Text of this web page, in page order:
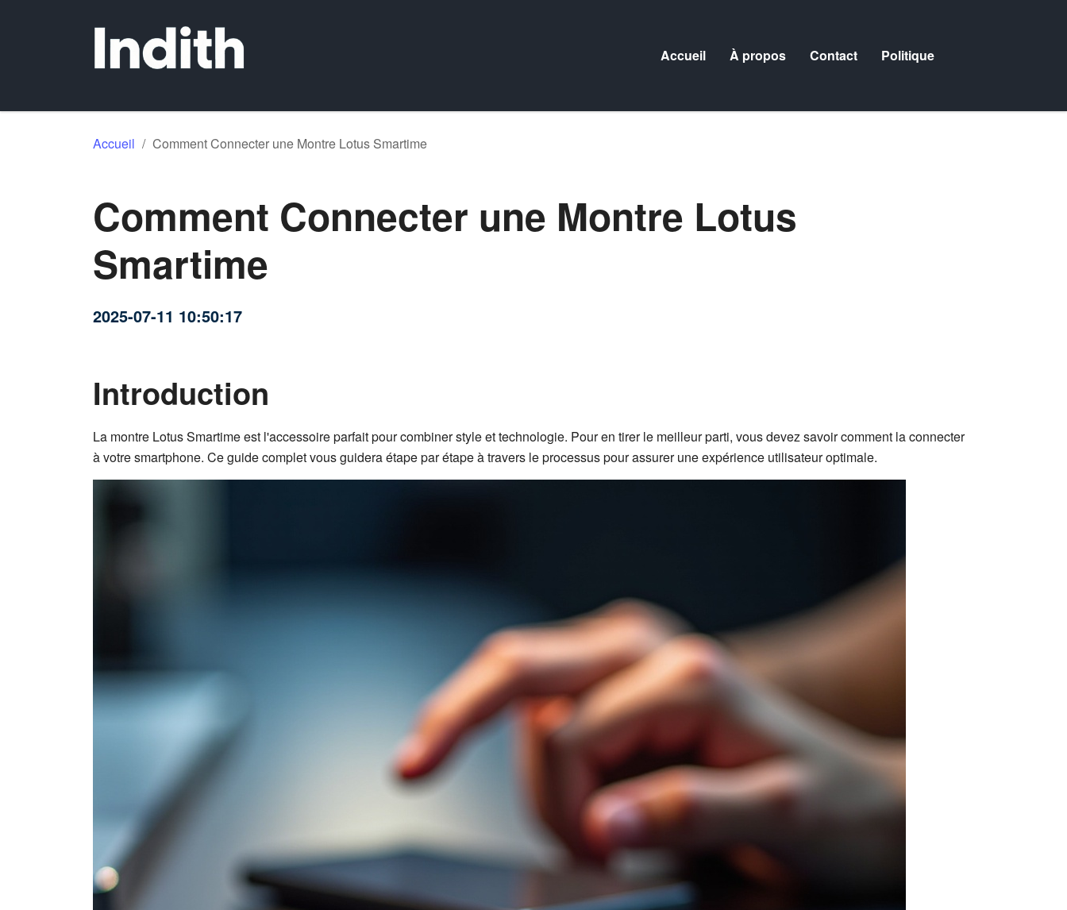
Accueil À propos Contact Politique
Accueil / Comment Connecter une Montre Lotus Smartime
Comment Connecter une Montre Lotus
Smartime
2025-07-11 10:50:17
Introduction
La montre Lotus Smartime est l'accessoire parfait pour combiner style et technologie. Pour en tirer le meilleur parti, vous devez savoir comment la connecter
à votre smartphone. Ce guide complet vous guidera étape par étape à travers le processus pour assurer une expérience utilisateur optimale.